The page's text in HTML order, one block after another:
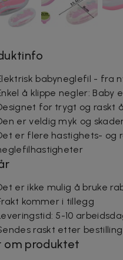
babyneglefil - fra
å klippe negler: Baby
for trygt og raskt
er veldig myk og
er flere hastighets- og
er ikke mulig å bruke
kommer i tillegg
5-10
raskt etter
om produktet